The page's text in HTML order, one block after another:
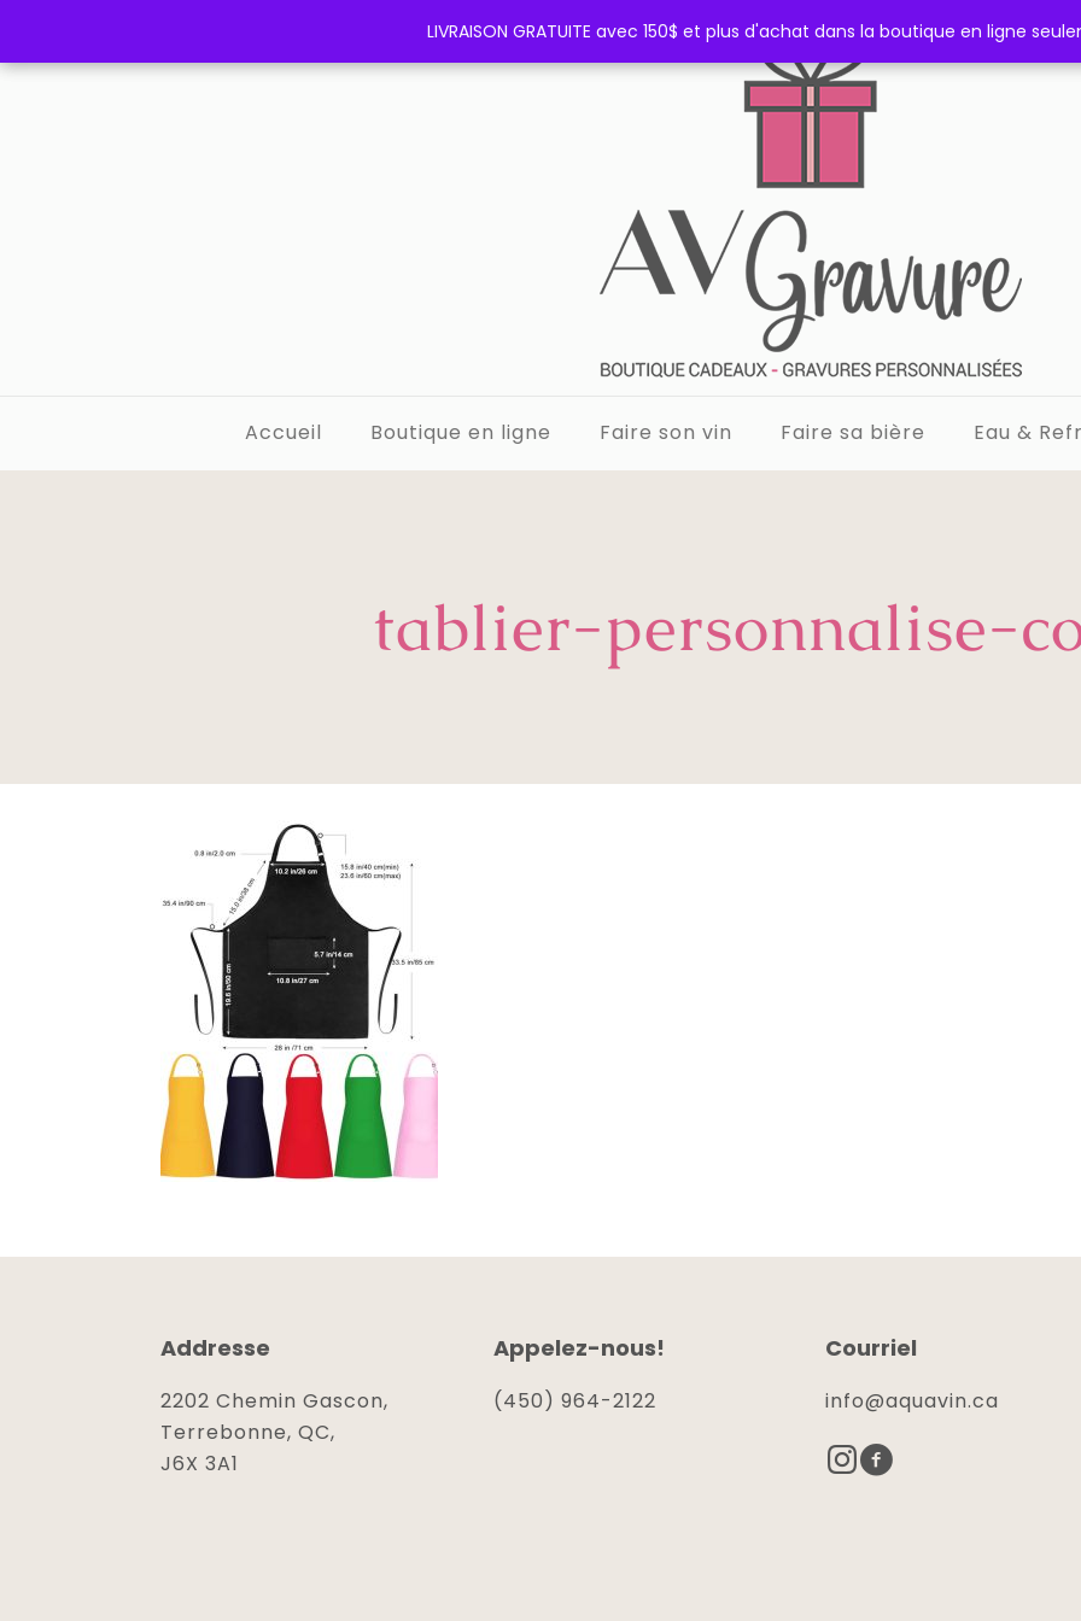
Accueil Boutique en ligne Faire son vin Faire sa bière Eau &
tablier-personnalise-
Addresse
2202 Chemin Gascon,
Terrebonne, QC,
J6X 3A1
Appelez-nous!
(450) 964-2122
Courriel
info@aquavin.ca
LIVRAISON GRATUITE avec 150$ et plus d'achat dans la boutique en ligne
LIVRAISON GRATUITE avec 150$ et plus d'achat dans la boutique en ligne